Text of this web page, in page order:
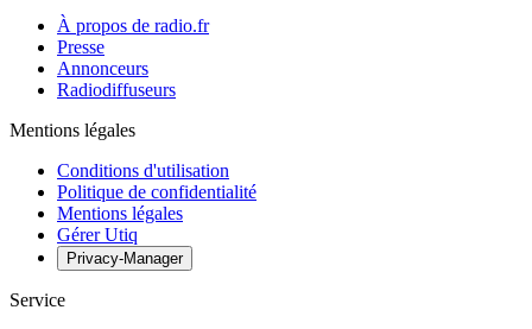
À propos de radio.fr
Presse
Annonceurs
Radiodiffuseurs
Mentions légales
Conditions d'utilisation
Politique de confidentialité
Mentions légales
Gérer Utiq
Privacy-Manager
Service